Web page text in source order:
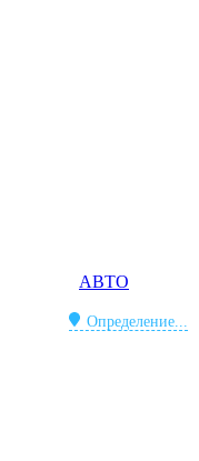
АВТО
Определение...